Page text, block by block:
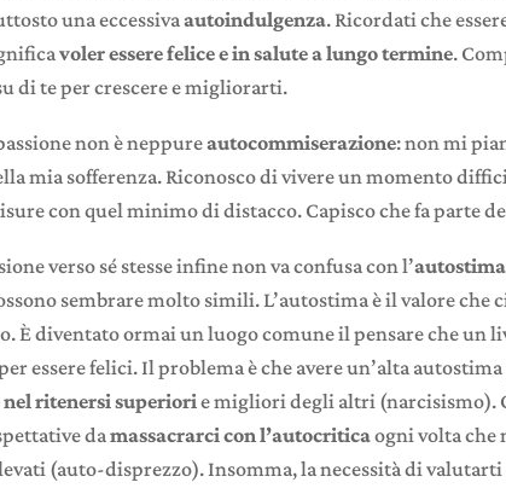
una eccessivaautoindulgenza. Ricordati che
voler essere felice e in salute a lungo termine.
di te per crescere e migliorarti.
non è neppureautocommiserazione: non mi
mia sofferenza. Riconosco di vivere un momento
con quel minimo di distacco. Capisco che fa parte
verso sé stesse infine non va confusa con l’autostima
sembrare molto simili. L’autostima è il valore che
È diventato ormai un luogo comune il pensare che un
essere felici. Il problema è che avere un’alta
ritenersi superiori e migliori degli altri (narcisismo).
damassacrarci con l’autocriticaogni volta che
(auto-disprezzo). Insomma, la necessità di